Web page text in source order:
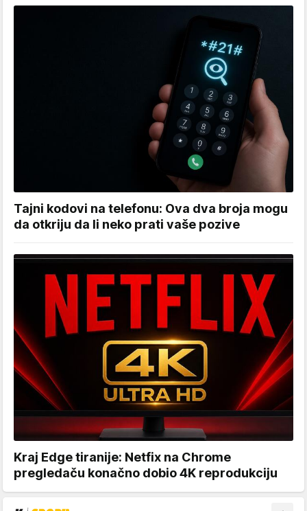
Tajni kodovi na telefonu: Ova dva broja mogu
da otkriju da li neko prati vaše pozive
Kraj Edge tiranije: Netfix na Chrome
pregledaču konačno dobio 4K reprodukciju